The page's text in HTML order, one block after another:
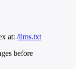
at: /llms.txt
before